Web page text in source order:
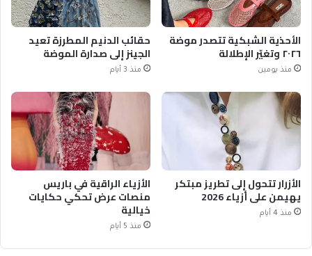
الأحذية الشبكية تتصدر موضة
٢٠٢٦ وتغيّر الإطلالة
منذ يومين
حقائب الدنيم المطرزة تعيد
الجينز إلى صدارة الموضة
منذ 3 أيام
الأزرار تتحول إلى تطريز مبتكر
يهيمن على أزياء 2026
منذ 4 أيام
الأزياء الراقية في باريس
منصات عرض تحكي حكايات
خيالية
منذ 5 أيام